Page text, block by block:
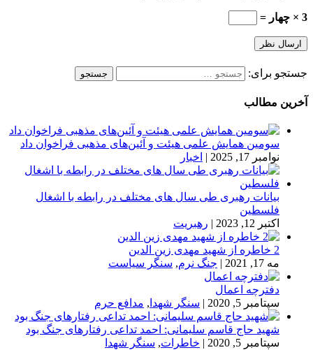
3 × چهار =
جستجو برای:
آخرین مطالب
سومین همایش علمی هیئت و آئین‌های مذهبی فراخوان داد
نوامبر 17, 2025
| اخبار
بیانات رهبری طی سال های مختلف در رابطه با اشغال
فلسطین
اکتبر 12, 2023
| رهبریت
2 خاطره از شهید مهدی زین الدین
مه 17, 2021
| جنگ نرم, سنگر سیاست
دفترچه اعمال
سپتامبر 5, 2020
| سنگر شهدا , مدافع حرم
شهید حاج قاسم سلیمانی: احمد تداعی رفتارهای جنگ بود
سپتامبر 5, 2020
| خاطرات, سنگر شهدا